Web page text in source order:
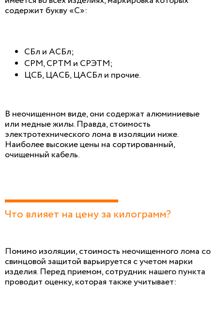
содержит букву «С»:
СБл и АСБл;
СРМ, СРТМ и СРЭТМ;
ЦСБ, ЦАСБ, ЦАСБл и прочие.
В неочищенном виде, они содержат алюминиевые
или медные жилы. Правда, стоимость
электротехнического лома в изоляции ниже.
Наиболее высокие цены на сортированный,
очищенный кабель.
Что влияет на цену за килограмм?
Помимо изоляции, стоимость неочищенного лома со
свинцовой защитой варьируется с учетом марки
изделия. Перед приемом, сотрудник нашего пункта
проводит оценку, которая также учитывает: